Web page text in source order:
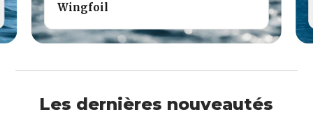
Wingfoil
Les dernières nouveautés